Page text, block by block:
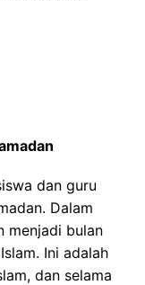
dan guru
Dalam
menjadi bulan
Ini adalah
dan selama